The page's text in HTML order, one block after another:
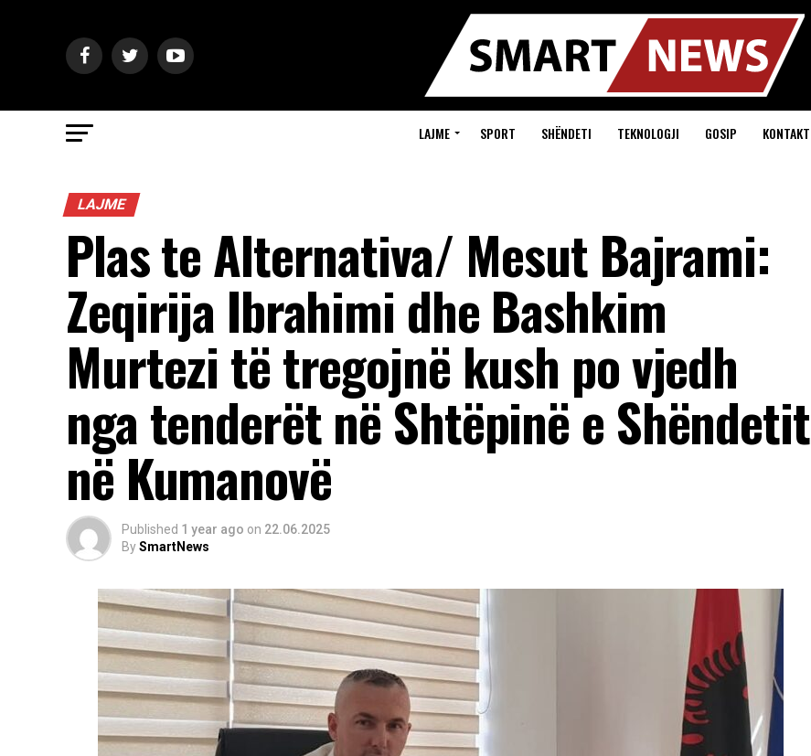
LAJME SPORT SHËNDETI TEKNOLOGJI GOSIP KONTAKT
LAJME
Plas te Alternativa/ Mesut Bajrami:
Zeqirija Ibrahimi dhe Bashkim
Murtezi të tregojnë kush po vjedh
nga tenderët në Shtëpinë e Shëndetit
në Kumanovë
Published 1 year ago on 22.06.2025
BySmartNews